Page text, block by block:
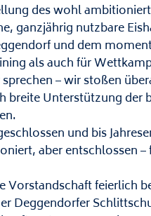
des wohl
ganzjährig nutzbare
und dem
als auch für
– wir stoßen
breite Unterstützung
und bis
aber entschlossen
feierlich
Deggendorfer